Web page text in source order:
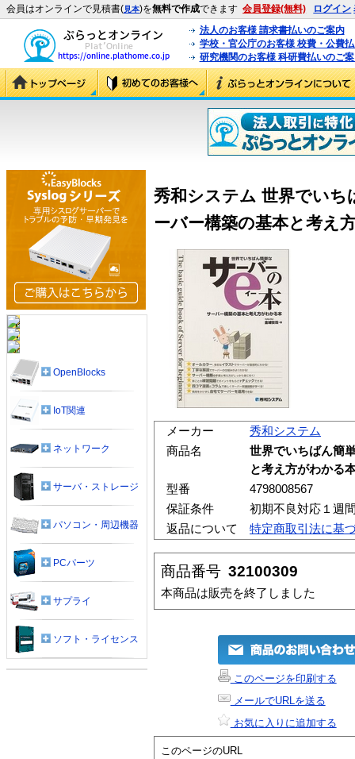
会員はオンラインで見積書(見本)を無料で作成できます 会員登録(無料) ログイン
法人のお客様 請求書払いのご案内
学校・官公庁のお客様 校費・公費
研究機関のお客様 科研費払いのご
秀和システム 世界でいち
ーバー構築の基本と考え
メーカー
秀和システム
商品名
世界でいちばん簡
と考え方がわかる
型番
4798008567
保証条件
初期不良対応１週
返品について
特定商取引法に基
商品番号 32100309
本商品は販売を終了しました
このページを印刷する
メールでURLを送る
お気に入りに追加する
このページのURL
OpenBlocks
IoT関連
ネットワーク
サーバ・ストレージ
パソコン・周辺機器
PCパーツ
サプライ
ソフト・ライセンス